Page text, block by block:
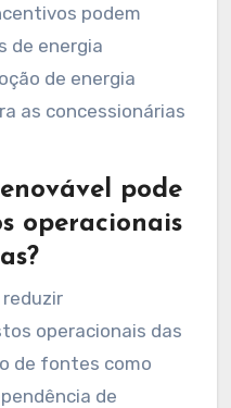
podem
de energia
de energia
as concessionárias
pode
operacionais
operacionais das
de fontes como
de